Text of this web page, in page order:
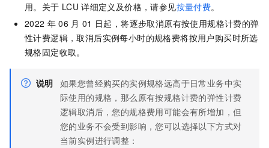
用。关于 LCU 详细定义及价格，请参见按量付费。
2022 年 06 月 01 日起，将逐步取消原有按使用规格计费的弹
性计费逻辑，取消后实例每小时的规格费将按用户购买时所选
规格固定收取。
说明 如果您曾经购买的实例规格远高于日常业务中实
际使用的规格，那么原有按规格计费的弹性计费
逻辑取消后，您的规格费用可能会有所增加，但
您的业务不会受到影响，您可以选择以下方式对
当前实例进行调整：